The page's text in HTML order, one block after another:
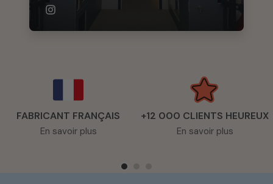
FABRICANT FRANÇAIS
En savoir plus
+12 000 CLIENTS HEUREUX
En savoir plus